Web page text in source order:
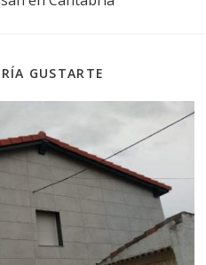
GUSTARTE